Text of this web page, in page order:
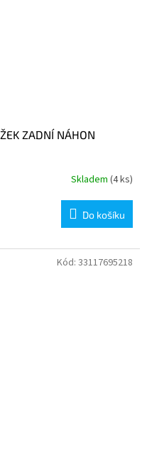
ZADNÍ NÁHON
Skladem (4 ks)
Do košíku
Kód: 33117695218